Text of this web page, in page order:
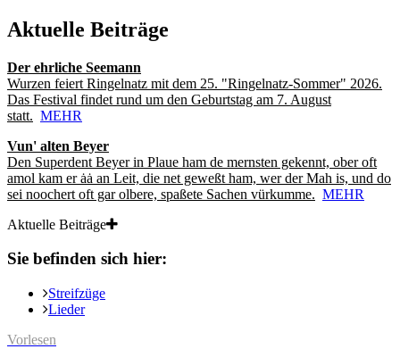
Aktuelle Beiträge
Der ehrliche Seemann
Wurzen feiert Ringelnatz mit dem 25. "Ringelnatz-Sommer" 2026.
Das Festival findet rund um den Geburtstag am 7. August
statt. MEHR
Vun' alten Beyer
Den Superdent Beyer in Plaue ham de mernsten gekennt, ober oft
amol kam er ȧȧ an Leit, die net geweßt ham, wer der Mah is, und do
sei noochert oft gar olbere, spaßete Sachen vürkumme. MEHR
Aktuelle Beiträge
Sie befinden sich hier:
Streifzüge
Lieder
Vorlesen